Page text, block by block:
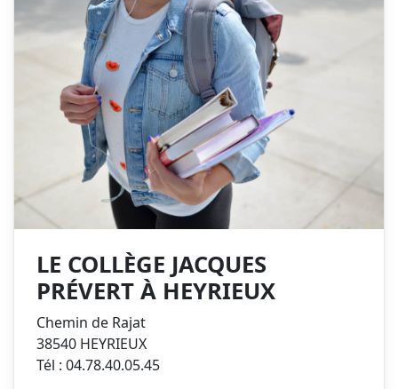
LE COLLÈGE JACQUES
PRÉVERT À HEYRIEUX
Chemin de Rajat
38540 HEYRIEUX
Tél : 04.78.40.05.45